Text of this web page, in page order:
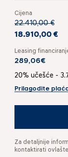
Cijena
22.410,00 €
18.910,00 €
Leasing
289,06€
20% učešće -
Prilagodite
Za detaljnije
kontaktirati